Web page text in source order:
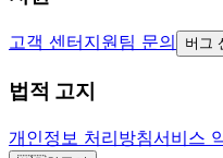
고객 센터지원팀 문의 버그
법적 고지
개인정보 처리방침서비스